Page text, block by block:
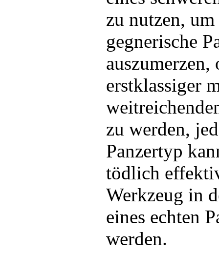
zu nutzen, um
gegnerische
auszumerzen,
erstklassiger
zu werden,
Panzertyp
tödlich
Werkzeug in
eines echten
werden.